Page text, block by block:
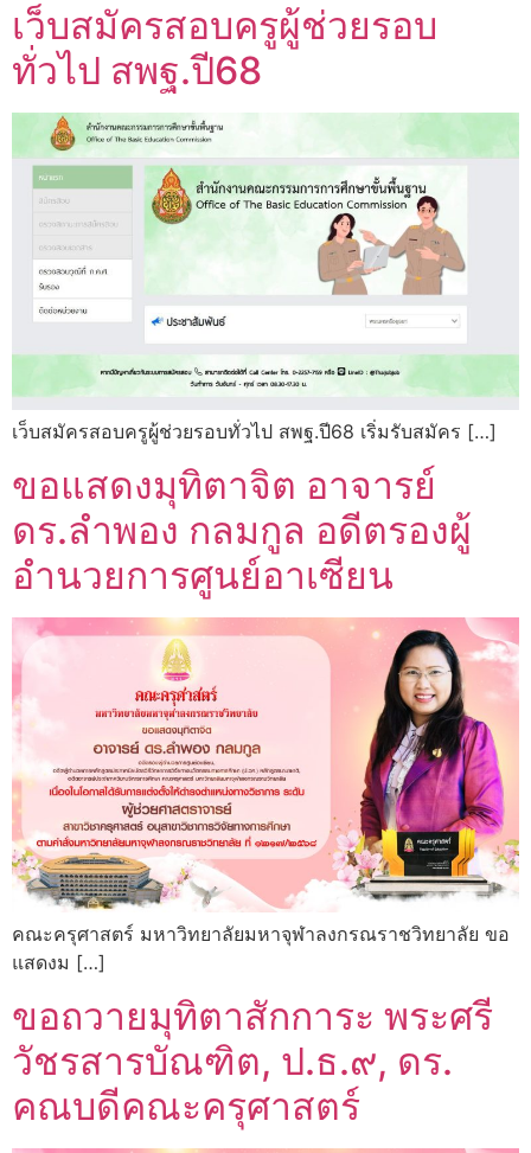
เว็บสมัครสอบครูผู้ช่วยรอบ
ทั่วไป สพฐ.ปี68
เว็บสมัครสอบครูผู้ช่วยรอบทั่วไป สพฐ.ปี68 เริ่มรับสมัคร […]
ขอแสดงมุทิตาจิต อาจารย์
ดร.ลำพอง กลมกูล อดีตรองผู้
อำนวยการศูนย์อาเซียน
คณะครุศาสตร์ มหาวิทยาลัยมหาจุฬาลงกรณราชวิทยาลัย ขอ
แสดงม […]
ขอถวายมุทิตาสักการะ พระศรี
วัชรสารบัณฑิต, ป.ธ.๙, ดร.
คณบดีคณะครุศาสตร์